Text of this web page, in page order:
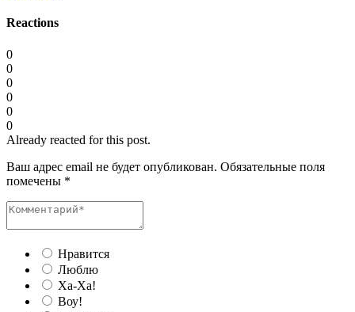
Reactions
0
0
0
0
0
0
Already reacted for this post.
Ваш адрес email не будет опубликован. Обязательные поля
помечены *
Нравится
Люблю
Ха-Ха!
Воу!